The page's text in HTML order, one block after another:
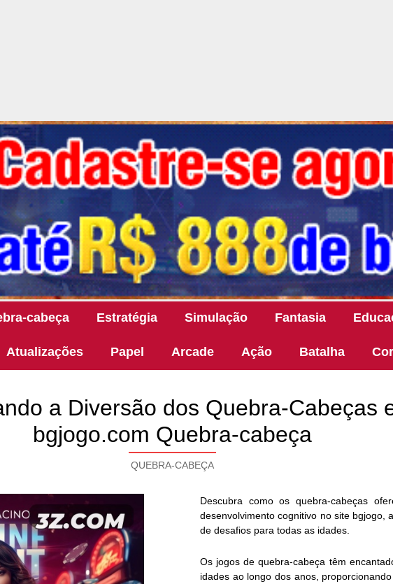
cabeça Estratégia Simulação Fantasia
Atualizações Papel Arcade Ação Batalha
a Diversão dos Quebra-Cabeças
bgjogo.com Quebra-cabeça
QUEBRA-CABEÇA
Descubra como os quebra-cabeças
desenvolvimento cognitivo no site bgjogo,
de desafios para todas as idades.
Os jogos de quebra-cabeça têm
idades ao longo dos anos,